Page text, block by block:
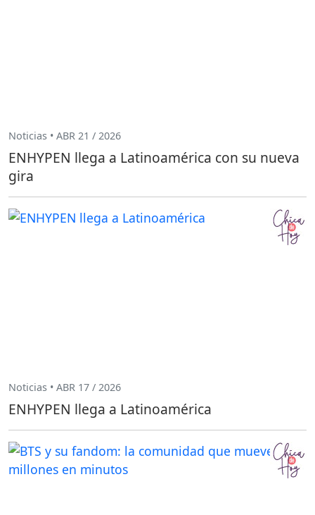
Noticias • ABR 21 / 2026
ENHYPEN llega a Latinoamérica con su nueva
gira
Noticias • ABR 17 / 2026
ENHYPEN llega a Latinoamérica